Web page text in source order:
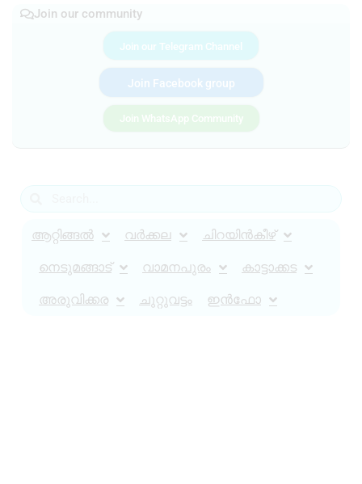
Join our community
Join our Telegram Channel
Join Facebook group
Join WhatsApp Community
ആറ്റിങ്ങൽ വർക്കല ചിറയിൻകീഴ്
നെടുമങ്ങാട് വാമനപുരം കാട്ടാക്കട
അരുവിക്കര ചുറ്റുവട്ടം ഇൻഫോ